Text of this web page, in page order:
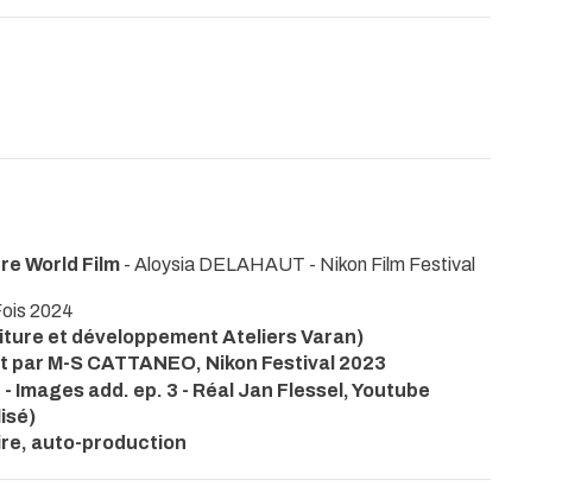
World Film - Aloysia DELAHAUT - Nikon Film Festival
2024
et développement Ateliers Varan)
par M-S CATTANEO, Nikon Festival 2023
Images add. ep. 3 - Réal Jan Flessel, Youtube
auto-production